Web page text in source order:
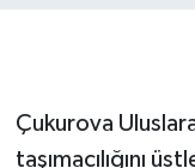
Çukurova
taşımacılığını
Flaş Haber